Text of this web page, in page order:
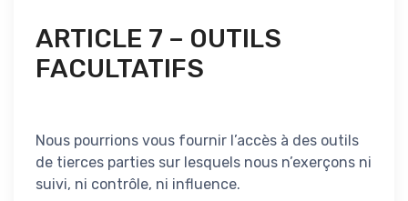
ARTICLE 7 – OUTILS
FACULTATIFS
Nous pourrions vous fournir l’accès à des outils
de tierces parties sur lesquels nous n’exerçons ni
suivi, ni contrôle, ni influence.